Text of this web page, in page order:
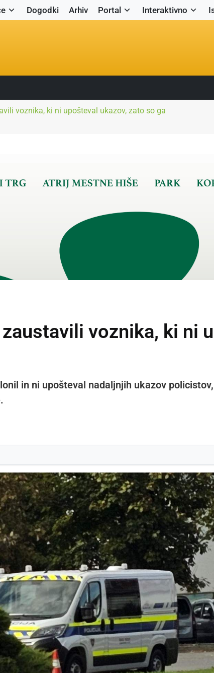
Dogodki Arhiv Portal Interaktivno
voznika, ki ni upošteval ukazov, zato so ga
voznika, ki ni
in ni upošteval nadaljnjih ukazov